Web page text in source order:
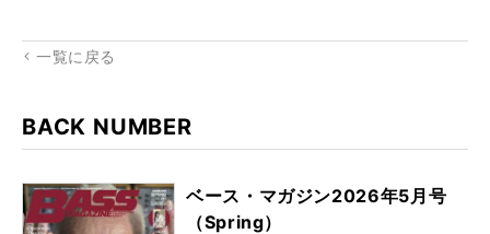
一覧に戻る
BACK NUMBER
ベース・マガジン2026年5月号
（Spring）